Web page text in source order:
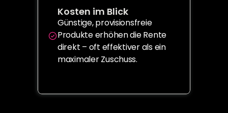
Kosten im Blick
Günstige, provisionsfreie
Produkte erhöhen die Rente
direkt – oft effektiver als ein
maximaler Zuschuss.